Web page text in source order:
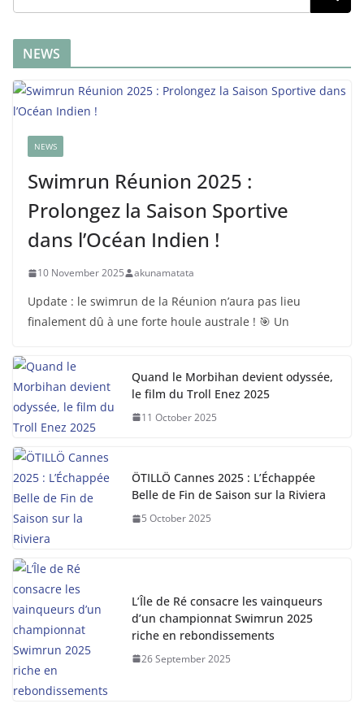
NEWS
NEWS
Swimrun Réunion 2025 :
Prolongez la Saison Sportive
dans l’Océan Indien !
10 November 2025 akunamatata
Update : le swimrun de la Réunion n’aura pas lieu
finalement dû à une forte houle australe ! 🎯 Un
Quand le Morbihan devient odyssée,
le film du Troll Enez 2025
11 October 2025
ÖTILLÖ Cannes 2025 : L’Échappée
Belle de Fin de Saison sur la Riviera
5 October 2025
L’Île de Ré consacre les vainqueurs
d’un championnat Swimrun 2025
riche en rebondissements
26 September 2025